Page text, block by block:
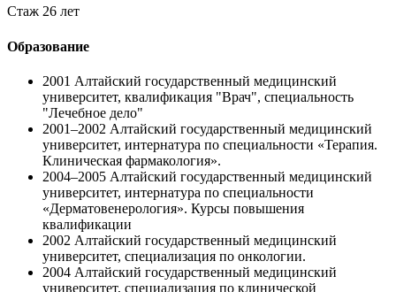
Стаж 26 лет
Образование
2001 Алтайский государственный медицинский
университет, квалификация "Врач", специальность
"Лечебное дело"
2001–2002 Алтайский государственный медицинский
университет, интернатура по специальности «Терапия.
Клиническая фармакология».
2004–2005 Алтайский государственный медицинский
университет, интернатура по специальности
«Дерматовенерология». Курсы повышения
квалификации
2002 Алтайский государственный медицинский
университет, специализация по онкологии.
2004 Алтайский государственный медицинский
университет, специализация по клинической